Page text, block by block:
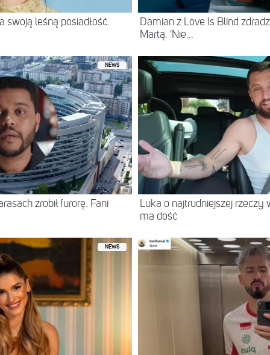
leśną posiadłość.
Damian z Love Is Blind
Martą. 'Nie...
NEWS
zrobił furorę. Fani
Luka o najtrudniejszej rzeczy
ma dość
NEWS